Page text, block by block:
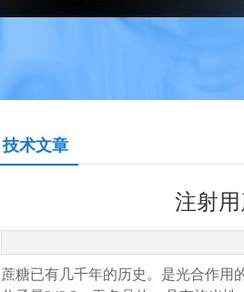
技术文章
注射
蔗糖已有几千年的历史。是光合作用